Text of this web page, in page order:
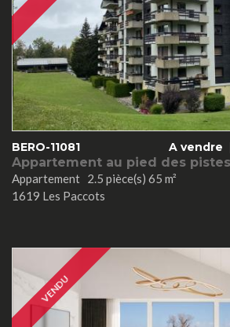
BERO-11081 A vendre
Appartement au pied des pistes
Appartement 2.5 pièce(s) 65 m²
1619 Les Paccots
VENDU